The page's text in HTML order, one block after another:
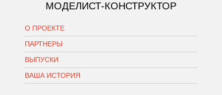
МОДЕЛИСТ-КОНСТРУКТОР
О ПРОЕКТЕ
ПАРТНЕРЫ
ВЫПУСКИ
ВАША ИСТОРИЯ